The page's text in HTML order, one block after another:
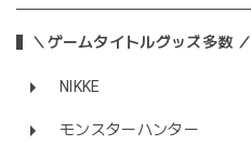
＼ゲームタイトルグッズ多数 ／
NIKKE
モンスターハンター